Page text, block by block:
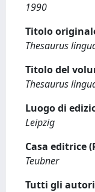
1990
Titolo
Thesaurus
Titolo del
Thesaurus
Luogo di
Leipzig
Casa editrice
Teubner
Tutti gli autori